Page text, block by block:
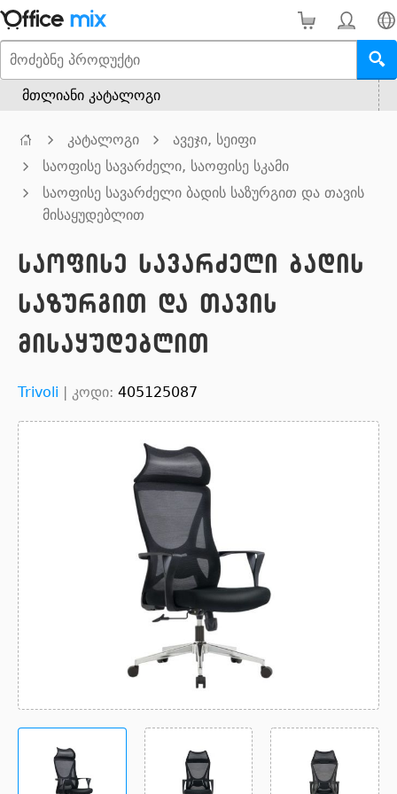
მთლიანი კატალოგი
კატალოგი
ავეჯი, სეიფი
საოფისე სავარძელი, საოფისე სკამი
საოფისე სავარძელი ბადის საზურგით და თავის
მისაყუდებლით
საოფისე სავარძელი ბადის
საზურგით და თავის
მისაყუდებლით
Trivoli | კოდი: 405125087